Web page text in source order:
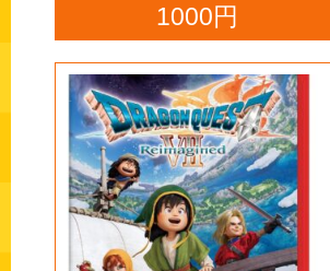
1000円